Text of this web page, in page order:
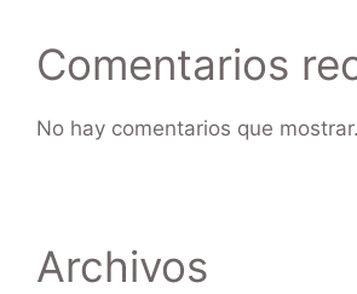
Comentarios
No hay comentarios que mostrar.
Archivos